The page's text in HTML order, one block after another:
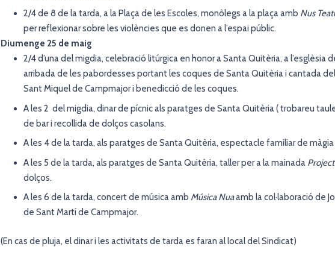
2/4 de 8 de la tarda, a la Plaça de les Escoles, monòlegs a la plaça amb Nus
per reflexionar sobre les violències que es donen a l’espai públic.
Diumenge 25 de maig
2/4 d’una del migdia, celebració litúrgica en honor a Santa Quitèria, a l’esglèsia
arribada de les pabordesses portant les coques de Santa Quitèria i cantada
Sant Miquel de Campmajor i benedicció de les coques.
A les 2 del migdia, dinar de pícnic als paratges de Santa Quitèria ( trobareu
de bar i recollida de dolços casolans.
A les 4 de la tarda, als paratges de Santa Quitèria, espectacle familiar de
A les 5 de la tarda, als paratges de Santa Quitèria, taller per a la mainada
dolços.
A les 6 de la tarda, concert de música amb Música Nuaamb la col·laboració de
de Sant Martí de Campmajor.
(En cas de pluja, el dinar i les activitats de tarda es faran al local del Sindicat)